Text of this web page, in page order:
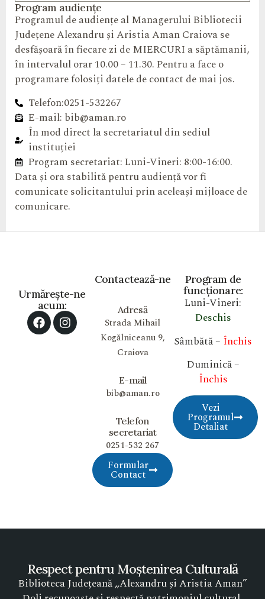
Program audiențe
Programul de audiențe al Managerului Bibliotecii
Județene Alexandru și Aristia Aman Craiova se
desfășoară în fiecare zi de MIERCURI a săptămanii,
în intervalul orar 10.00 – 11.30. Pentru a face o
programare folosiți datele de contact de mai jos.
Telefon:0251-532267
E-mail: bib@aman.ro
În mod direct la secretariatul din sediul
instituției
Program secretariat: Luni-Vineri: 8:00-16:00.
Data și ora stabilită pentru audiență vor fi
comunicate solicitantului prin aceleași mijloace de
comunicare.
Program de
funcționare:
Luni-Vineri:
Deschis
Sâmbătă – Închis
Duminică –
Închis
Vezi
Programul
Detaliat
Contactează-ne
Adresă
Strada Mihail
Kogălniceanu 9,
Craiova
E-mail
bib@aman.ro
Telefon
secretariat
0251-532 267
Formular
Contact
Urmărește-ne
acum:
Respect pentru Moștenirea Culturală
Biblioteca Județeană „Alexandru și Aristia Aman”